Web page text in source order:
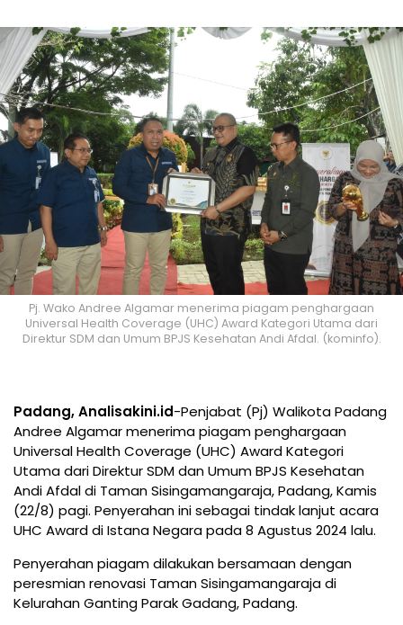
Pj. Wako Andree Algamar menerima piagam penghargaan
Universal Health Coverage (UHC) Award Kategori Utama dari
Direktur SDM dan Umum BPJS Kesehatan Andi Afdal. (kominfo).
Padang, Analisakini.id-Penjabat (Pj) Walikota Padang
Andree Algamar menerima piagam penghargaan
Universal Health Coverage (UHC) Award Kategori
Utama dari Direktur SDM dan Umum BPJS Kesehatan
Andi Afdal di Taman Sisingamangaraja, Padang, Kamis
(22/8) pagi. Penyerahan ini sebagai tindak lanjut acara
UHC Award di Istana Negara pada 8 Agustus 2024 lalu.
Penyerahan piagam dilakukan bersamaan dengan
peresmian renovasi Taman Sisingamangaraja di
Kelurahan Ganting Parak Gadang, Padang.